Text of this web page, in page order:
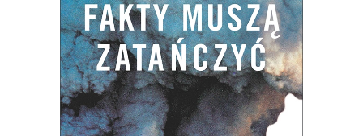
[EBOOK] FAKTY MUSZĄ
ZATAŃCZYĆ
Premiera 1 czerwca
55.00zł 27.50zł